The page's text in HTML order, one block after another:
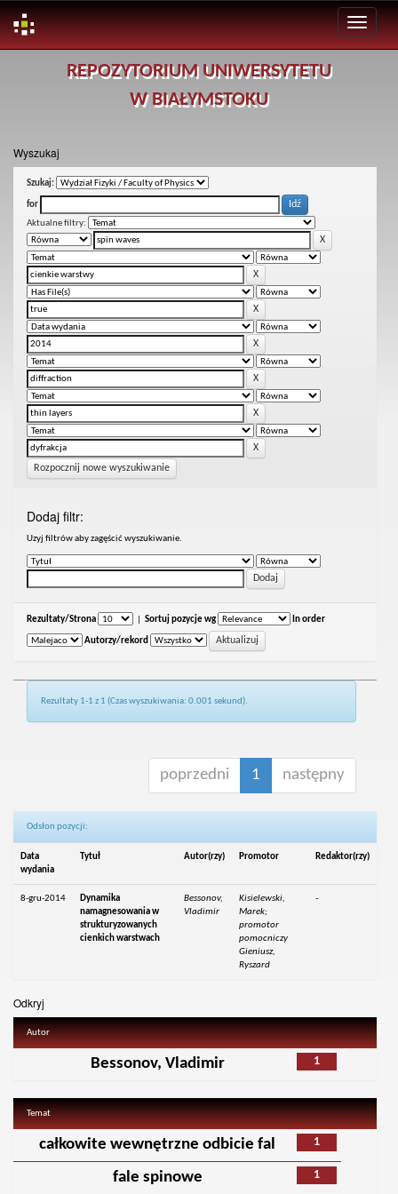
REPOZYTORIUM UNIWERSYTETU
W BIAŁYMSTOKU
Wyszukaj
Szukaj:
for
Aktualne filtry:
Rozpocznij nowe wyszukiwanie
Dodaj filtr:
Uzyj filtrów aby zagęścić wyszukiwanie.
Rezultaty/Strona Sortuj pozycje wg In order
Autorzy/rekord
Rezultaty 1-1 z 1 (Czas wyszukiwania: 0.001 sekund).
poprzedni 1 następny
Odsłon pozycji:
Data
wydania
Tytuł Autor(rzy) Promotor Redaktor(rzy)
8-gru-2014
Dynamika
namagnesowania w
strukturyzowanych
cienkich warstwach
Bessonov,
Vladimir
Kisielewski,
Marek;
promotor
pomocniczy
Gieniusz,
Ryszard
-
Odkryj
Autor
1
Bessonov, Vladimir
Temat
1
całkowite wewnętrzne odbicie fal
1
fale spinowe